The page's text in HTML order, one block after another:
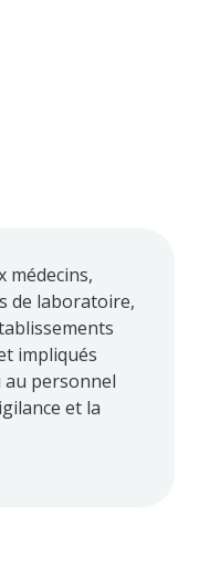
médecins,
de laboratoire,
impliqués
au personnel
et la